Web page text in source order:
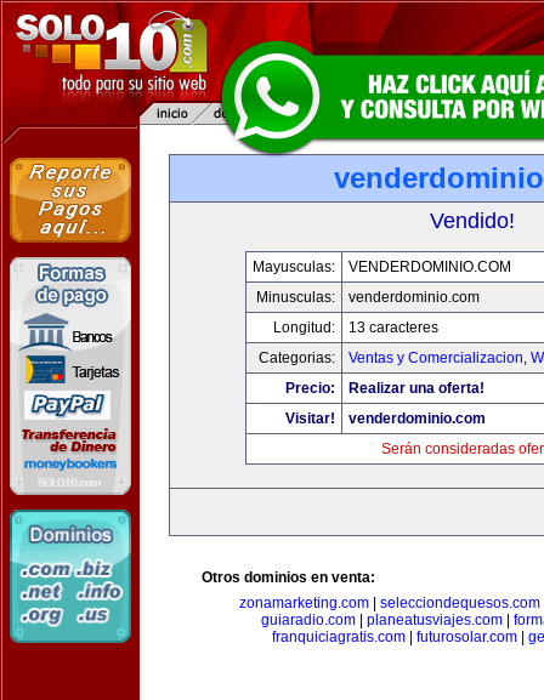
Vendido!
Mayusculas:
VENDERDOMINIO.COM
Minusculas:
venderdominio.com
Longitud:
13 caracteres
Categorias:
Ventas y Comercializacion,
Precio:
Realizar una oferta!
Visitar!
venderdominio.com
Serán consideradas
Otros dominios en venta:
zonamarketing.com| selecciondequesos.com
guiaradio.com
planeatusviajes.com
franquiciagratis.com
futurosolar.com